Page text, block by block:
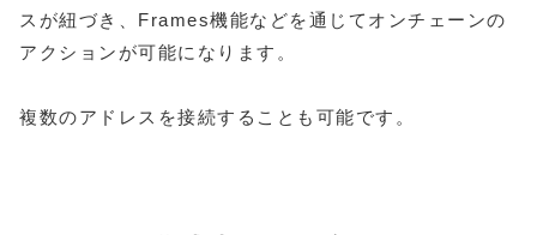
スが紐づき、Frames機能などを通じてオンチェーンの
アクションが可能になります。
複数のアドレスを接続することも可能です。